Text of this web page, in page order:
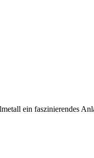
ein faszinierendes